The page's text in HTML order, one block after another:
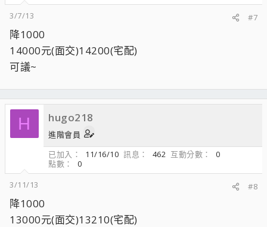
3/7/13 #7
降1000
14000元(面交)14200(宅配)
可議~
H hugo218
進階會員
已加入
11/16/10 訊息 462 互動分數
0
點數
0
3/11/13
#8
降1000
13000元(面交)13210(宅配)